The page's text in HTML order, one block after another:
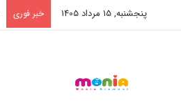
پنجشنبه, 15 مرداد 1405 خبر فوری